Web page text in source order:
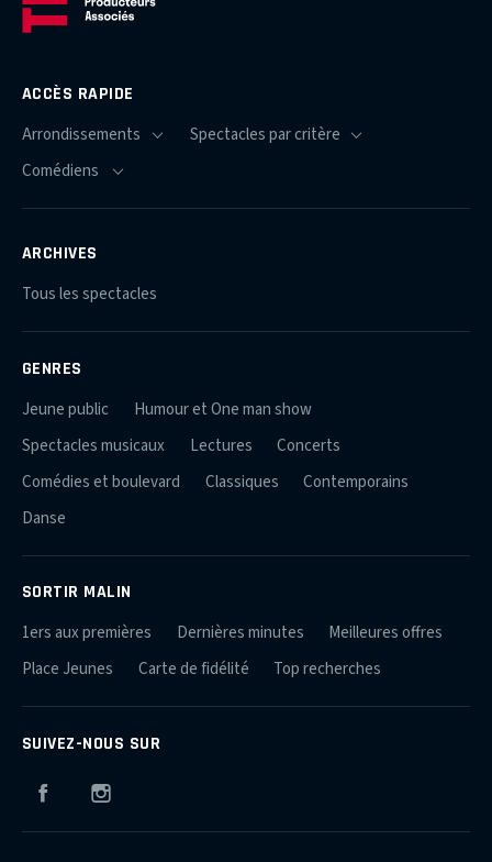
ACCÈS RAPIDE
ARCHIVES
Tous les spectacles
GENRES
Jeune public
Humour et One man show
Spectacles musicaux
Lectures
Concerts
Comédies et boulevard
Classiques
Contemporains
Danse
SORTIR MALIN
1ers aux premières Dernières minutes
Meilleures offres
Place Jeunes
Carte de fidélité Top recherches
SUIVEZ-NOUS SUR
Facebook